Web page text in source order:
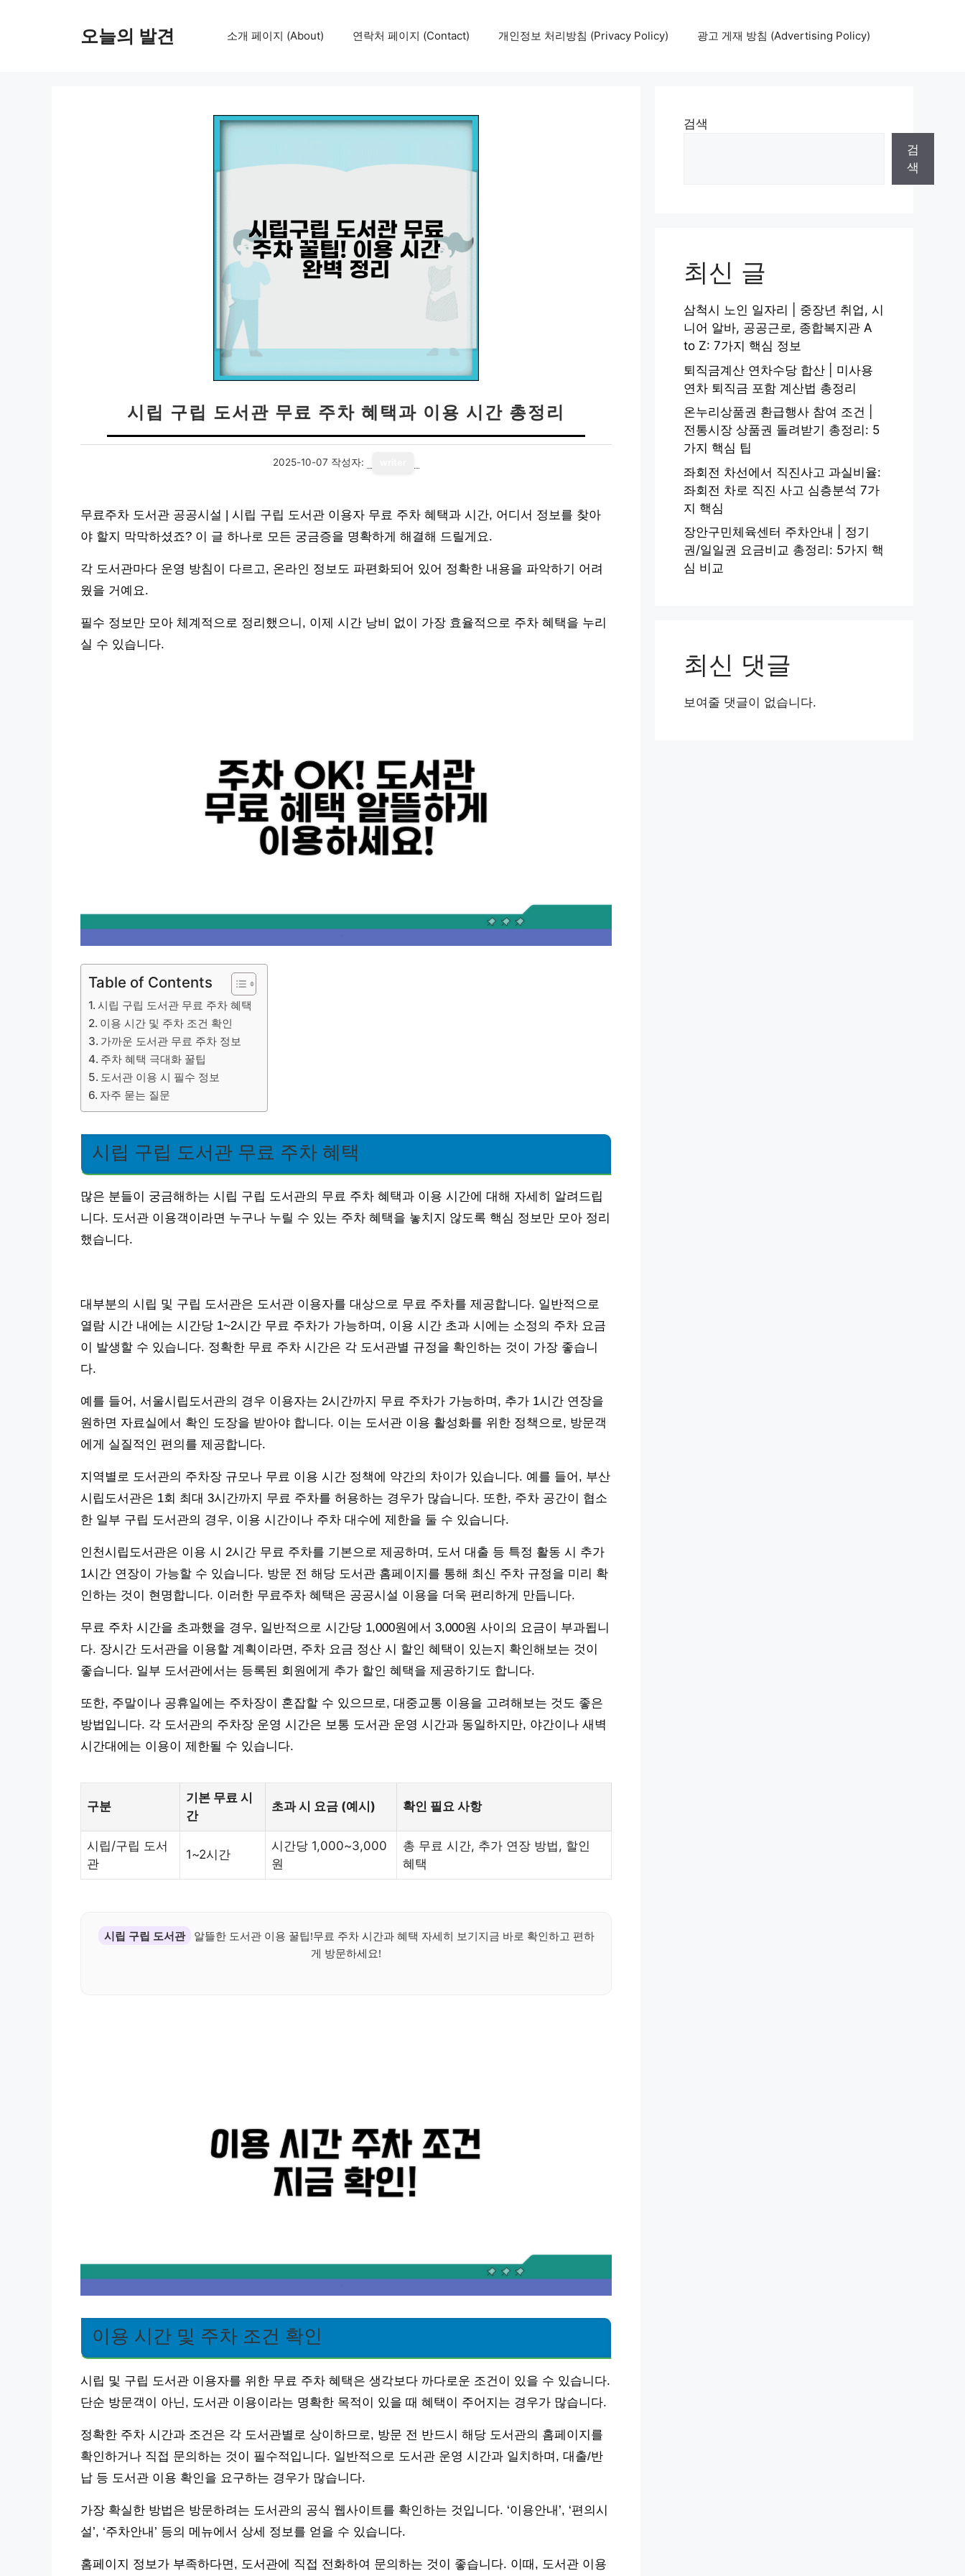
오늘의 발견 소개 페이지 (About) 연락처 페이지 (Contact) 개인정보 처리방침 (Privacy Policy) 광고 게재 방침 (Advertising Policy)
시립 구립 도서관 무료 주차 혜택과 이용 시간 총정리
2025-10-07 작성자:
무료주차 도서관 공공시설 | 시립 구립 도서관 이용자 무료 주차 혜택과 시간, 어디서 정보를 찾아
야 할지 막막하셨죠? 이 글 하나로 모든 궁금증을 명확하게 해결해 드릴게요.
각 도서관마다 운영 방침이 다르고, 온라인 정보도 파편화되어 있어 정확한 내용을 파악하기 어려
웠을 거예요.
필수 정보만 모아 체계적으로 정리했으니, 이제 시간 낭비 없이 가장 효율적으로 주차 혜택을 누리
실 수 있습니다.
Table of Contents
시립 구립 도서관 무료 주차 혜택
이용 시간 및 주차 조건 확인
가까운 도서관 무료 주차 정보
주차 혜택 극대화 꿀팁
도서관 이용 시 필수 정보
자주 묻는 질문
시립 구립 도서관 무료 주차 혜택
많은 분들이 궁금해하는 시립 구립 도서관의 무료 주차 혜택과 이용 시간에 대해 자세히 알려드립
니다. 도서관 이용객이라면 누구나 누릴 수 있는 주차 혜택을 놓치지 않도록 핵심 정보만 모아 정리
했습니다.
대부분의 시립 및 구립 도서관은 도서관 이용자를 대상으로 무료 주차를 제공합니다. 일반적으로
열람 시간 내에는 시간당 1~2시간 무료 주차가 가능하며, 이용 시간 초과 시에는 소정의 주차 요금
이 발생할 수 있습니다. 정확한 무료 주차 시간은 각 도서관별 규정을 확인하는 것이 가장 좋습니
다.
예를 들어, 서울시립도서관의 경우 이용자는 2시간까지 무료 주차가 가능하며, 추가 1시간 연장을
원하면 자료실에서 확인 도장을 받아야 합니다. 이는 도서관 이용 활성화를 위한 정책으로, 방문객
에게 실질적인 편의를 제공합니다.
지역별로 도서관의 주차장 규모나 무료 이용 시간 정책에 약간의 차이가 있습니다. 예를 들어, 부산
시립도서관은 1회 최대 3시간까지 무료 주차를 허용하는 경우가 많습니다. 또한, 주차 공간이 협소
한 일부 구립 도서관의 경우, 이용 시간이나 주차 대수에 제한을 둘 수 있습니다.
인천시립도서관은 이용 시 2시간 무료 주차를 기본으로 제공하며, 도서 대출 등 특정 활동 시 추가
1시간 연장이 가능할 수 있습니다. 방문 전 해당 도서관 홈페이지를 통해 최신 주차 규정을 미리 확
인하는 것이 현명합니다. 이러한 무료주차 혜택은 공공시설 이용을 더욱 편리하게 만듭니다.
무료 주차 시간을 초과했을 경우, 일반적으로 시간당 1,000원에서 3,000원 사이의 요금이 부과됩니
다. 장시간 도서관을 이용할 계획이라면, 주차 요금 정산 시 할인 혜택이 있는지 확인해보는 것이
좋습니다. 일부 도서관에서는 등록된 회원에게 추가 할인 혜택을 제공하기도 합니다.
또한, 주말이나 공휴일에는 주차장이 혼잡할 수 있으므로, 대중교통 이용을 고려해보는 것도 좋은
방법입니다. 각 도서관의 주차장 운영 시간은 보통 도서관 운영 시간과 동일하지만, 야간이나 새벽
시간대에는 이용이 제한될 수 있습니다.
구분
기본 무료 시
간
초과 시 요금 (예시) 확인 필요 사항
시립/구립 도서
관
1~2시간
시간당 1,000~3,000
원
총 무료 시간, 추가 연장 방법, 할인
혜택
시립 구립 도서관
알뜰한 도서관 이용 꿀팁!무료 주차 시간과 혜택 자세히 보기지금 바로 확인하고 편하
게 방문하세요!
이용 시간 및 주차 조건 확인
시립 및 구립 도서관 이용자를 위한 무료 주차 혜택은 생각보다 까다로운 조건이 있을 수 있습니다.
단순 방문객이 아닌, 도서관 이용이라는 명확한 목적이 있을 때 혜택이 주어지는 경우가 많습니다.
정확한 주차 시간과 조건은 각 도서관별로 상이하므로, 방문 전 반드시 해당 도서관의 홈페이지를
확인하거나 직접 문의하는 것이 필수적입니다. 일반적으로 도서관 운영 시간과 일치하며, 대출/반
납 등 도서관 이용 확인을 요구하는 경우가 많습니다.
가장 확실한 방법은 방문하려는 도서관의 공식 웹사이트를 확인하는 것입니다. ‘이용안내’, ‘편의시
설’, ‘주차안내’ 등의 메뉴에서 상세 정보를 얻을 수 있습니다.
홈페이지 정보가 부족하다면, 도서관에 직접 전화하여 문의하는 것이 좋습니다. 이때, 도서관 이용
검색
검
색
최신 글
삼척시 노인 일자리 | 중장년 취업, 시
니어 알바, 공공근로, 종합복지관 A
to Z: 7가지 핵심 정보
퇴직금계산 연차수당 합산 | 미사용
연차 퇴직금 포함 계산법 총정리
온누리상품권 환급행사 참여 조건 |
전통시장 상품권 돌려받기 총정리: 5
가지 핵심 팁
좌회전 차선에서 직진사고 과실비율:
좌회전 차로 직진 사고 심층분석 7가
지 핵심
장안구민체육센터 주차안내 | 정기
권/일일권 요금비교 총정리: 5가지 핵
심 비교
최신 댓글
보여줄 댓글이 없습니다.